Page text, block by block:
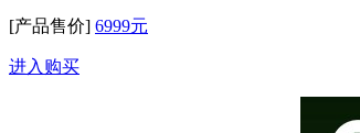
[产品售价] 6999元
进入购买